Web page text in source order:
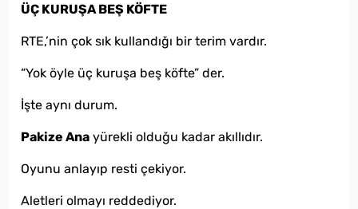
ÜÇ KURUŞA BEŞ KÖFTE
RTE,’nin çok sık kullandığı bir terim vardır.
“Yok öyle üç kuruşa beş köfte” der.
İşte aynı durum.
Pakize Ana yürekli olduğu kadar akıllıdır.
Oyunu anlayıp resti çekiyor.
Aletleri olmayı reddediyor.